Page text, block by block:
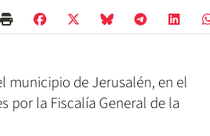
municipio de Jerusalén, en el
por la Fiscalía General de la